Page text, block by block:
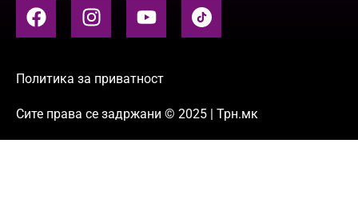
Политика за приватност
Сите права се задржани © 2025 | Трн.мк